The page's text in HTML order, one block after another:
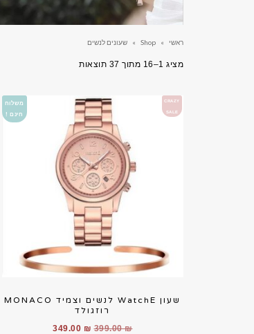
ראשי »
Shop
» שעונים לנשים
מציג 1–16 מתוך 37 תוצאות
ממוין
הפריט
העדכני
ביותר
CRAZY
SALE
משלוח
חינם !
שעון WatchE לנשים וצמיד MONACO
רוזגולד
399.00₪
המחיר
349.00 ₪
המחיר